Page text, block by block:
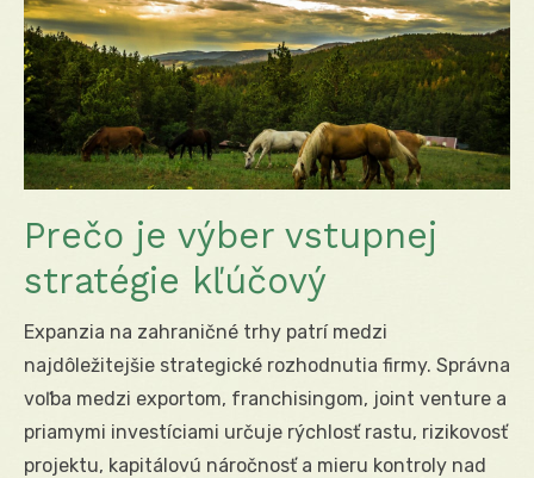
Prečo je výber vstupnej
stratégie kľúčový
Expanzia na zahraničné trhy patrí medzi
najdôležitejšie strategické rozhodnutia firmy. Správna
voľba medzi exportom, franchisingom, joint venture a
priamymi investíciami určuje rýchlosť rastu, rizikovosť
projektu, kapitálovú náročnosť a mieru kontroly nad